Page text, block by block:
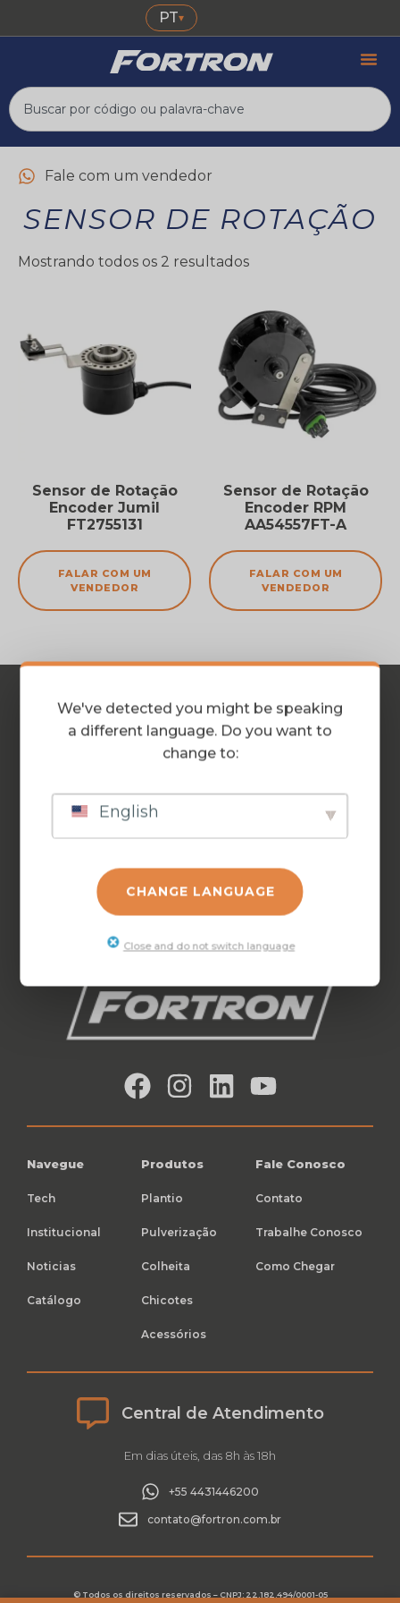
PT▾
Fale com um vendedor
SENSOR DE ROTAÇÃO
Mostrando todos os 2 resultados
Sensor de Rotação
Encoder Jumil
FT2755131
FALAR COM UM
VENDEDOR
Sensor de Rotação
Encoder RPM
AA54557FT-A
FALAR COM UM
VENDEDOR
PULVERIZAÇÃO
CHICOTES ACESSÓRIOS
Navegue
Tech
Institucional
Noticias
Catálogo
Produtos
Plantio
Pulverização
Colheita
Chicotes
Acessórios
Fale Conosco
Contato
Trabalhe Conosco
Como Chegar
Central de Atendimento
Em dias úteis, das 8h às 18h
+55 4431446200
contato@fortron.com.br
© Todos os direitos reservados – CNPJ: 22.182.494/0001-05
We've detected you might be speaking
a different language. Do you want to
change to:
English
CHANGE LANGUAGE
Close and do not switch language